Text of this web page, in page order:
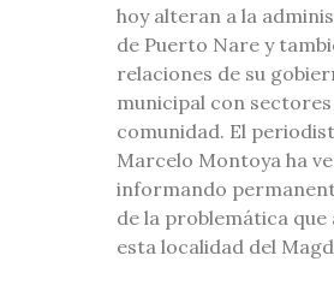
hoy alteran a la
de Puerto Nare y
relaciones de su
municipal con sectores
comunidad. El
Marcelo Montoya ha
informando
de la problemática que
esta localidad del